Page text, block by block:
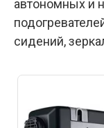
автономных и
сидений,